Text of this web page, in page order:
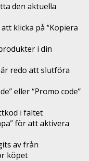
den aktuella
klicka på “Kopiera
i din
redo att slutföra
eller “Promo code”
i fältet
för att aktivera
av från
köpet